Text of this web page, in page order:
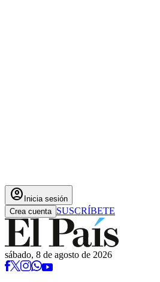
account_circle Inicia sesión
Crea cuenta SUSCRÍBETE
sábado, 8 de agosto de 2026